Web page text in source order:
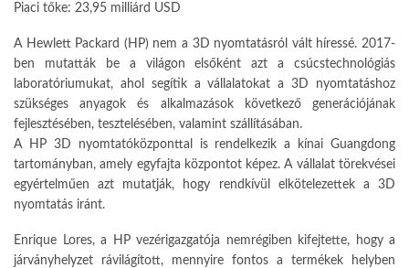
Piaci tőke: 23,95 milliárd USD
A Hewlett Packard (HP) nem a 3D nyomtatásról vált híressé. 2017-
ben mutatták be a világon elsőként azt a csúcstechnológiás
laboratóriumukat, ahol segítik a vállalatokat a 3D nyomtatáshoz
szükséges anyagok és alkalmazások következő generációjának
fejlesztésében, tesztelésében, valamint szállításában.
A HP 3D nyomtatóközponttal is rendelkezik a kínai Guangdong
tartományban, amely egyfajta központot képez. A vállalat törekvései
egyértelműen azt mutatják, hogy rendkívül elkötelezettek a 3D
nyomtatás iránt.
Enrique Lores, a HP vezérigazgatója nemrégiben kifejtette, hogy a
járványhelyzet rávilágított, mennyire fontos a termékek helyben